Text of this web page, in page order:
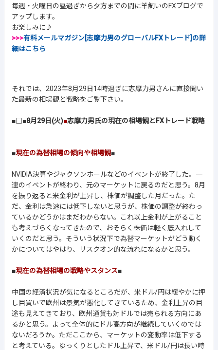
毎週・火曜日の昼過ぎから夕方までの間に羊飼いのFXブログで
アップします。
お楽しみに♪
>>>有料メールマガジン[志摩力男のグローバルFXトレード]の詳
細はこちら
それでは、2023年8月29日14時過ぎに志摩力男さんに直接聞い
た最新の相場観と戦略をご覧下さい。
■□■8月29日(火)■志摩力男氏の現在の相場観とFXトレード戦略
■現在の為替相場の傾向や相場観■
NVIDIA決算やジャクソンホールなどのイベントが終了した。一
連のイベントが終わり、元のマーケットに戻るのだと思う。8月
を振り返ると米金利が上昇し、株価が調整した月だった。た
だ、金利は急速には低下しないと思うが、株価の調整が終わっ
ているかどうかはまだわからない。これ以上金利が上がること
も考えづらくなってきたので、おそらく株価は軽く底入れして
いくのだと思う。そういう状況下で為替マーケットがどう動く
かについてはやはり、リスクオン的な流れになるかと思う。
■現在の為替相場の戦略やスタンス■
中国の経済状況が気になるところだが、米ドル/円は緩やかに押
し目買いで欧州は景気が悪化してきているため、金利上昇の目
途も見えてきており、欧州通貨も対ドルでは売られる方向にあ
るかと思う。よって全体的にドル高方向が継続していくのでは
ないだろうか。ただここから、マーケットの変動率は低下する
と考えている。ゆっくりとしたドル上昇で、米ドル/円は長い時